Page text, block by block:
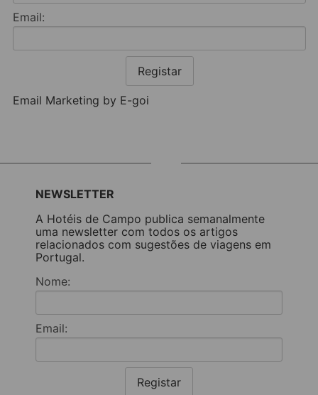
Email:
Registar
Email Marketing by E-goi
NEWSLETTER
A Hotéis de Campo publica semanalmente
uma newsletter com todos os artigos
relacionados com sugestões de viagens em
Portugal.
Nome:
Email:
Registar